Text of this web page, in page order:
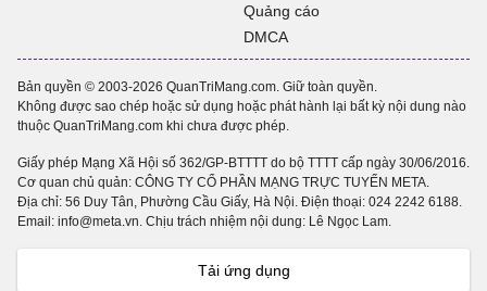
Quảng cáo
DMCA
Bản quyền © 2003-2026 QuanTriMang.com. Giữ toàn quyền.
Không được sao chép hoặc sử dụng hoặc phát hành lại bất kỳ nội dung nào
thuộc QuanTriMang.com khi chưa được phép.
Giấy phép Mạng Xã Hội số 362/GP-BTTTT do bộ TTTT cấp ngày 30/06/2016.
Cơ quan chủ quản: CÔNG TY CỔ PHẦN MẠNG TRỰC TUYẾN META.
Địa chỉ: 56 Duy Tân, Phường Cầu Giấy, Hà Nội. Điện thoại: 024 2242 6188
Email: info@meta.vn. Chịu trách nhiệm nội dung: Lê Ngọc Lam.
Tải ứng dụng